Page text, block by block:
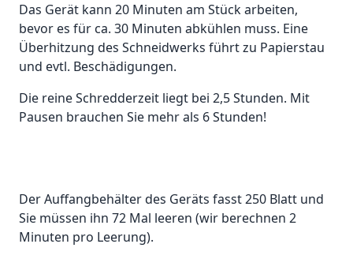
Das Gerät kann 20 Minuten am Stück arbeiten,
bevor es für ca. 30 Minuten abkühlen muss. Eine
Überhitzung des Schneidwerks führt zu Papierstau
und evtl. Beschädigungen.
Die reine Schredderzeit liegt bei 2,5 Stunden. Mit
Pausen brauchen Sie mehr als 6 Stunden!
Der Auffangbehälter des Geräts fasst 250 Blatt und
Sie müssen ihn 72 Mal leeren (wir berechnen 2
Minuten pro Leerung).